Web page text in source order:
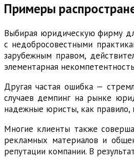
Примеры
Выбирая юридическую фирму
с недобросовестными
зарубежным правом,
элементарная
Другая частая ошибка —
случаев демпинг на рынке
надежные юристы, как
Многие клиенты также
рекламных материалов и
репутации компании. В